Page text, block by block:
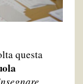
questa